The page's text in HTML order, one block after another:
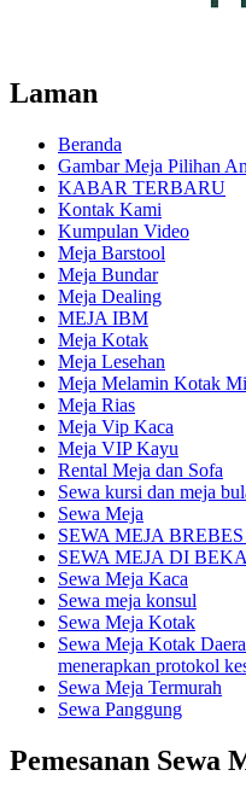
Laman
Beranda
Gambar Meja Pilihan
KABAR TERBARU
Kontak Kami
Kumpulan Video
Meja Barstool
Meja Bundar
Meja Dealing
MEJA IBM
Meja Kotak
Meja Lesehan
Meja Melamin Kotak
Meja Rias
Meja Vip Kaca
Meja VIP Kayu
Rental Meja dan Sofa
Sewa kursi dan meja
Sewa Meja
SEWA MEJA
SEWA MEJA DI
Sewa Meja Kaca
Sewa meja konsul
Sewa Meja Kotak
Sewa Meja Kotak
menerapkan protokol
Sewa Meja Termurah
Sewa Panggung
Pemesanan Sewa